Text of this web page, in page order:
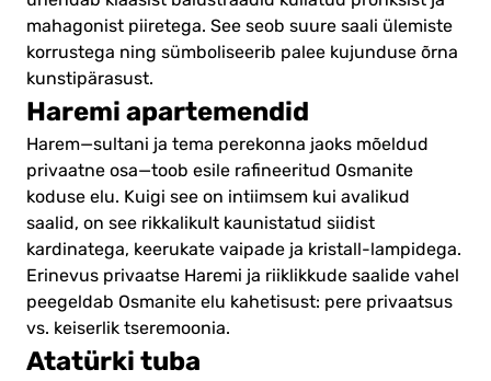
mahagonist piiretega. See seob suure saali ülemiste
korrustega ning sümboliseerib palee kujunduse õrna
kunstipärasust.
Haremi apartemendid
Harem—sultani ja tema perekonna jaoks mõeldud
privaatne osa—toob esile rafineeritud Osmanite
koduse elu. Kuigi see on intiimsem kui avalikud
saalid, on see rikkalikult kaunistatud siidist
kardinatega, keerukate vaipade ja kristall-lampidega.
Erinevus privaatse Haremi ja riiklikkude saalide vahel
peegeldab Osmanite elu kahetisust: pere privaatsus
vs. keiserlik tseremoonia.
Atatürki tuba